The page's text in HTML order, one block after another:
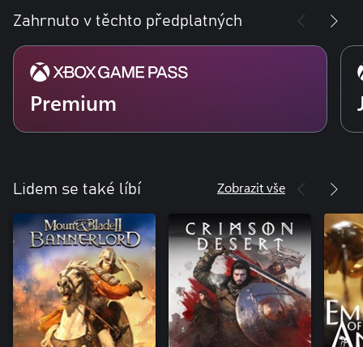
Zahrnuto v těchto předplatných
Premium
Lidem se také líbí Zobrazit vše